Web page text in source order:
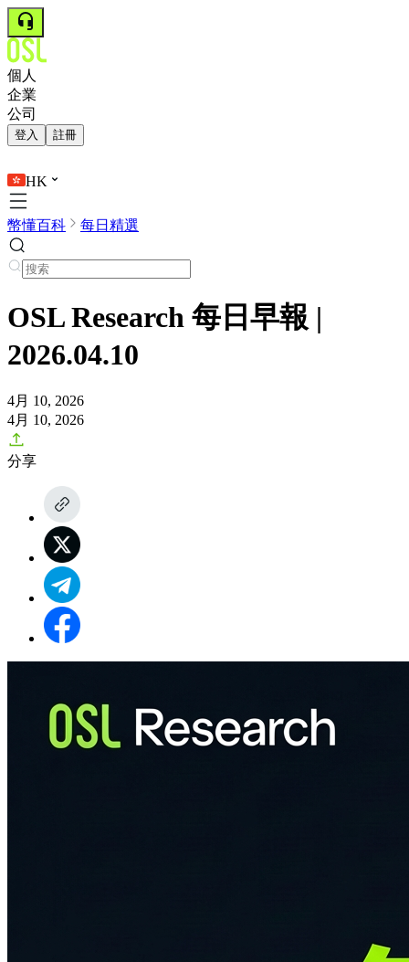
個人
企業
公司
登入 註冊
HK
幣懂百科 每日精選
OSL Research 每日早報 |
2026.04.10
4月 10, 2026
4月 10, 2026
分享